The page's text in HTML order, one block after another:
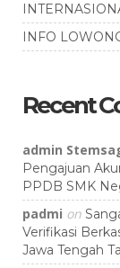
INFO
Recent
admin
Pengajuan
PPDB SMK
padmi on
Verifikasi
Jawa Tengah